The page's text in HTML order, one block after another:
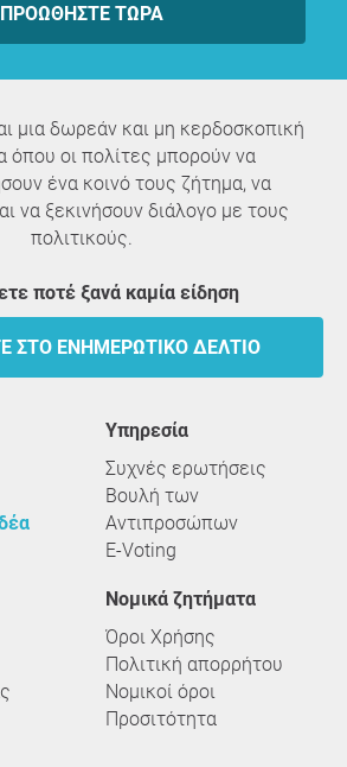
ΠΡΟΩΘΉΣΤΕ ΤΏΡΑ
μια δωρεάν και μη κερδοσκοπική
όπου οι πολίτες μπορούν να
ένα κοινό τους ζήτημα, να
να ξεκινήσουν διάλογο με τους
πολιτικούς.
ποτέ ξανά καμία είδηση
ΣΤΟ ΕΝΗΜΕΡΩΤΙΚΌ ΔΕΛΤΊΟ
υπηρεσία
Συχνές ερωτήσεις
Βουλή των
Αντιπροσώπων
E-Voting
Νομικά ζητήματα
Όροι Χρήσης
Πολιτική απορρήτου
Νομικοί όροι
Προσιτότητα